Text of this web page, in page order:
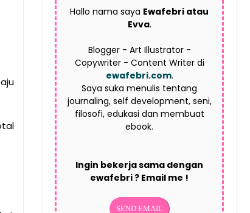
Hallo nama saya Ewafebri atau
Evva.
Blogger - Art Illustrator -
Copywriter - Content Writer di
ewafebri.com.
Saya suka menulis tentang
journaling, self development, seni,
filosofi, edukasi dan membuat
ebook.
Ingin bekerja sama dengan
ewafebri ? Email me !